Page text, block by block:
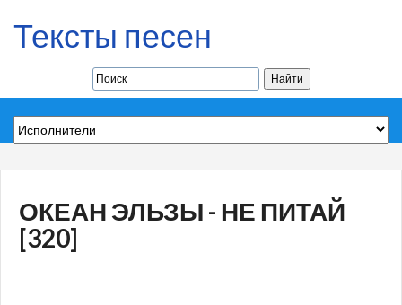
Тексты песен
ОКЕАН ЭЛЬЗЫ - НЕ ПИТАЙ
[320]